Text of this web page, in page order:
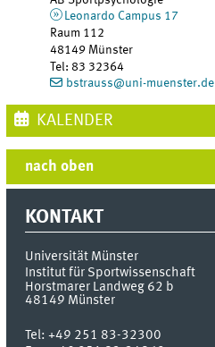
Leonardo Campus 17
Raum 112
48149 Münster
Tel: 83 32364
bstrauss@uni-muenster.de
KALENDER
nach oben
KONTAKT
Universität Münster
Institut für Sportwissenschaft
Horstmarer Landweg 62 b
48149 Münster
Tel:+49 251 83-32300